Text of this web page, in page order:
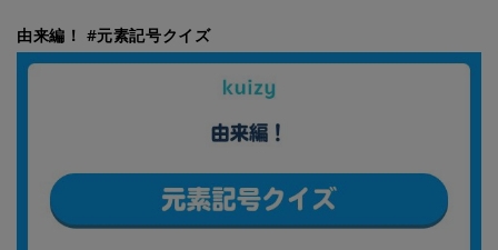
由来編！ #元素記号クイズ